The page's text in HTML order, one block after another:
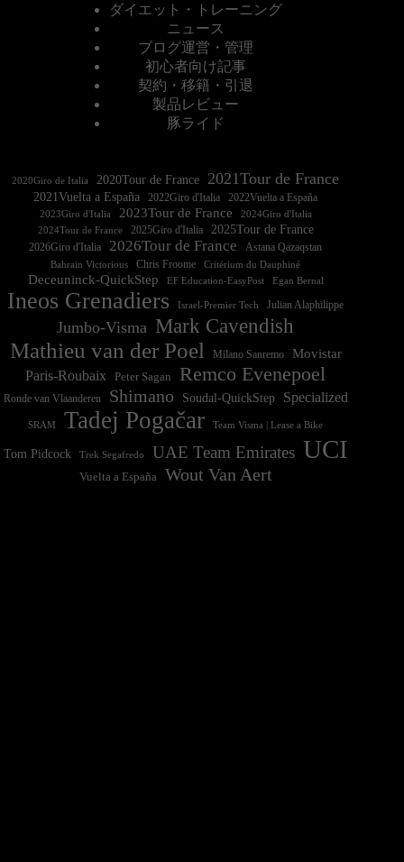
ダイエット・トレーニング
ニュース
ブログ運営・管理
初心者向け記事
契約・移籍・引退
製品レビュー
豚ライド
2020Giro de Italia 2020Tour de France 2021Tour de France
2021Vuelta a España 2022Vuelta a España
2023Giro d'Italia 2023Tour de France
2024Tour de France
2025Giro d'Italia 2025Tour de France
2026Giro d'Italia 2026Tour de France Astana Qazaqstan
Bahrain Victorious Chris Froome Critérium du Dauphiné
Deceuninck-QuickStep EF Education-EasyPost Egan Bernal
Ineos Grenadiers Israel-Premier Tech Julian Alaphilippe
Jumbo-Visma Mark Cavendish
Mathieu van der Poel Milano Sanremo
Movistar
Paris-Roubaix
Peter Sagan Remco Evenepoel
Ronde van Vlaanderen Shimano Soudal-QuickStep Specialized
SRAM Tadej Pogačar Team Visma | Lease a Bike
Tom Pidcock Trek Segafredo UAE Team Emirates UCI
Vuelta a España Wout Van Aert